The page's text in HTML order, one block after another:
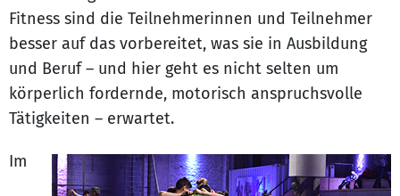
Fitness sind die Teilnehmerinnen und Teilnehmer
besser auf das vorbereitet, was sie in Ausbildung
und Beruf – und hier geht es nicht selten um
körperlich fordernde, motorisch anspruchsvolle
Tätigkeiten – erwartet.
Im